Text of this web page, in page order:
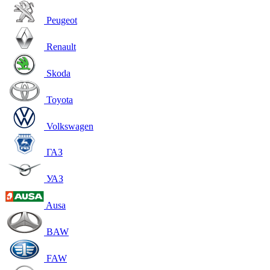
Peugeot
Renault
Skoda
Toyota
Volkswagen
ГАЗ
УАЗ
Ausa
BAW
FAW